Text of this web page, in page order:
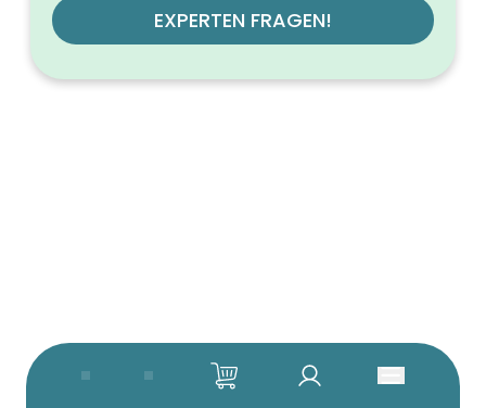
EXPERTEN FRAGEN!